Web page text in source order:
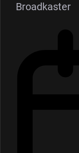
Broadkaster